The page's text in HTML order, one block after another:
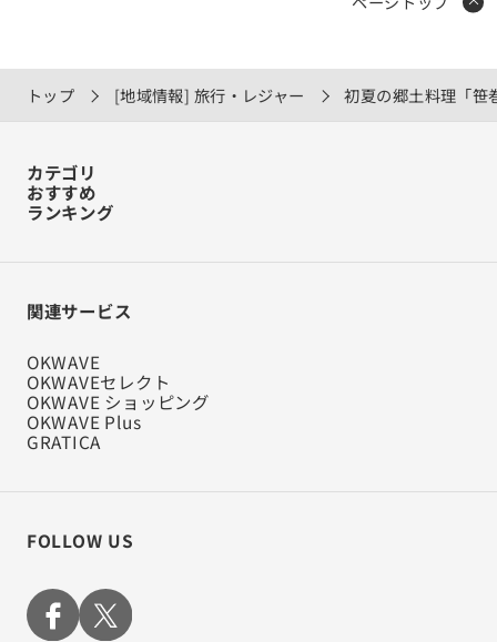
トップ [地域情報] 旅行・レジャー 初夏の郷土料理「
カテゴリ
おすすめ
ランキング
関連サービス
OKWAVE
OKWAVEセレクト
OKWAVE ショッピング
OKWAVE Plus
GRATICA
FOLLOW US